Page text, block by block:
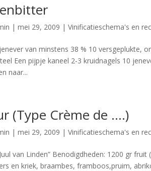
|mei 29, 2009 |Vinificatieschema's en
van minstens 38 % 10 versgeplukte,
Een pijpje kaneel 2-3 kruidnagels 10
naar...
(Type Crème de ….)
|mei 29, 2009 |Vinificatieschema's en
van Linden” Benodigdheden: 1200 gr
en kriek, braambes, framboos,pruim,